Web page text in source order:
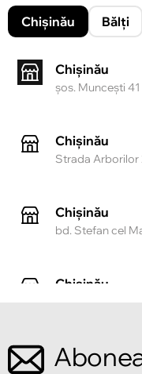
Chișinău Bălți
Chișinău
şos. Munceşti 41
Chișinău
Strada Arborilor
Chișinău
bd. Stefan cel
Chișinău
Chișinău